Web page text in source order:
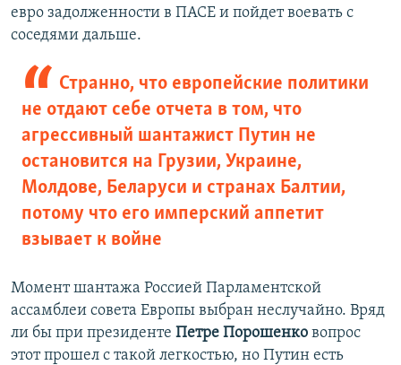
евро задолженности в ПАСЕ и пойдет воевать с
соседями дальше.
Странно, что европейские политики
не отдают себе отчета в том, что
агрессивный шантажист Путин не
остановится на Грузии, Украине,
Молдове, Беларуси и странах Балтии,
потому что его имперский аппетит
взывает к войне
Момент шантажа Россией Парламентской
ассамблеи совета Европы выбран неслучайно. Вряд
ли бы при президенте Петре Порошенко вопрос
этот прошел с такой легкостью, но Путин есть